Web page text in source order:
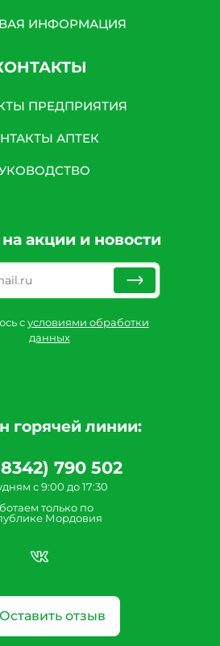
горячей линии:
790 502
с 9:00 до 17:30
только по
Мордовия
Оставить отзыв
ИНФОРМАЦИЯ
ПРЕДПРИЯТИЯ
АПТЕК
акции и новости
сусловиями обработки
данных